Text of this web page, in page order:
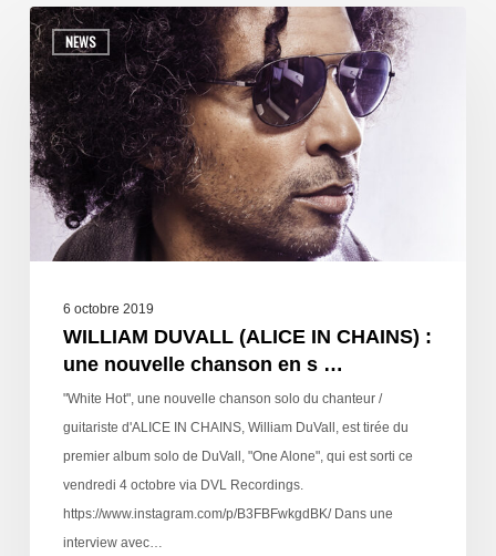
NEWS
6 octobre 2019
WILLIAM DUVALL (ALICE IN CHAINS) :
une nouvelle chanson en s …
"White Hot", une nouvelle chanson solo du chanteur /
guitariste d'ALICE IN CHAINS, William DuVall, est tirée du
premier album solo de DuVall, "One Alone", qui est sorti ce
vendredi 4 octobre via DVL Recordings.
https://www.instagram.com/p/B3FBFwkgdBK/ Dans une
interview avec…